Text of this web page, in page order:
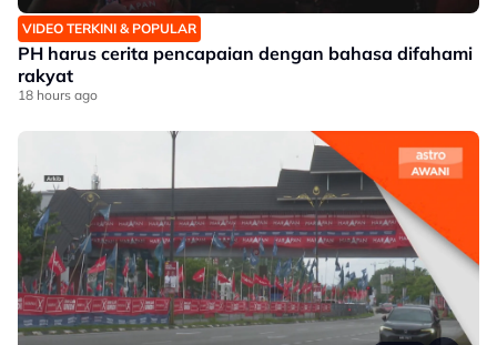
VIDEO TERKINI & POPULAR
PH harus cerita pencapaian dengan bahasa difahami
rakyat
18 hours ago